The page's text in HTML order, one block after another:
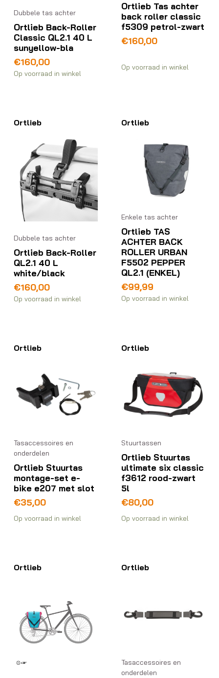
Dubbele tas achter
Ortlieb Back-Roller
Classic QL2.1 40 L
sunyellow-bla
€160,00
Op voorraad in winkel
Ortlieb Tas achter
back roller classic
f5309 petrol-zwart
€160,00
Op voorraad in winkel
Ortlieb
Dubbele tas achter
Ortlieb Back-Roller
QL2.1 40 L
white/black
€160,00
Op voorraad in winkel
Ortlieb
Enkele tas achter
Ortlieb TAS
ACHTER BACK
ROLLER URBAN
F5502 PEPPER
QL2.1 (ENKEL)
€99,99
Op voorraad in winkel
Ortlieb
Tasaccessoires en
onderdelen
Ortlieb Stuurtas
montage-set e-
bike e207 met slot
€35,00
Op voorraad in winkel
Ortlieb
Stuurtassen
Ortlieb Stuurtas
ultimate six classic
f3612 rood-zwart
5l
€80,00
Op voorraad in winkel
Ortlieb Ortlieb
Tasaccessoires en
onderdelen